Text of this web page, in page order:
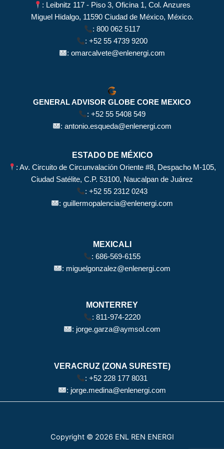
: Leibnitz 117 - Piso 3, Oficina 1, Col. Anzures
Miguel Hidalgo, 11590 Ciudad de México, México.
: 800 062 5117
: +52 55 4739 9200
:omarcalvete@enlenergi.com
GENERAL ADVISOR GLOBE CORE MEXICO
: +52 55 5408 549
:antonio.esqueda@enlenergi.com
ESTADO DE MÉXICO
: Av. Circuito de Circunvalación Oriente #8, Despacho M-105,
Ciudad Satélite, C.P. 53100, Naucalpan de Juárez
: +52 55 2312 0243
:guillermopalencia@enlenergi.com
MEXICALI
:686-569-6155
: miguelgonzalez@enlenergi.com
MONTERREY
: 811-974-2220
: jorge.garza@aymsol.com
VERACRUZ (ZONA SURESTE)
: +52 228 177 8031
: jorge.medina@enlenergi.com
Copyright © 2026 ENL REN ENERGI